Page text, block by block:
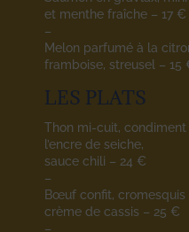
et menthe fraîche – 17 €
–
Melon parfumé à la
framboise, streusel – 15
LES PLATS
Thon mi-cuit,
l’encre de seiche,
sauce chili – 24 €
–
Bœuf confit, cromesquis
crème de cassis – 25 €
–